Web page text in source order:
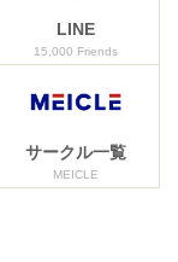
LINE
15,000 Friends
サークル一覧
MEICLE